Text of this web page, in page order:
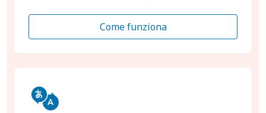
Come funziona